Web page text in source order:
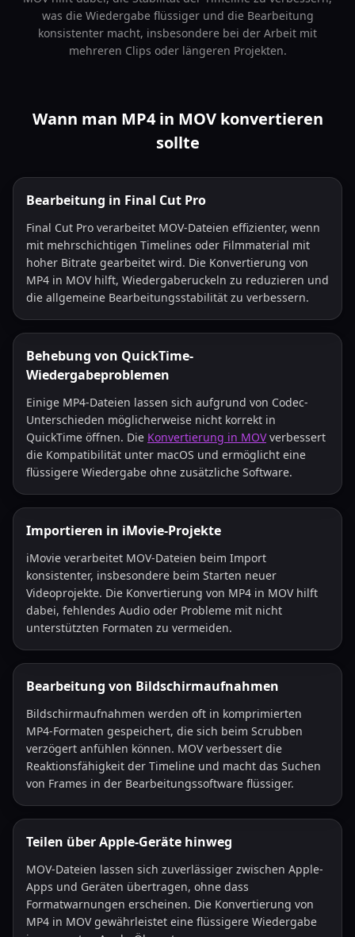
was die Wiedergabe flüssiger und die Bearbeitung
konsistenter macht, insbesondere bei der Arbeit mit
mehreren Clips oder längeren Projekten.
Wann man MP4 in MOV konvertieren
sollte
Bearbeitung in Final Cut Pro
Final Cut Pro verarbeitet MOV-Dateien effizienter, wenn
mit mehrschichtigen Timelines oder Filmmaterial mit
hoher Bitrate gearbeitet wird. Die Konvertierung von
MP4 in MOV hilft, Wiedergaberuckeln zu reduzieren und
die allgemeine Bearbeitungsstabilität zu verbessern.
Behebung von QuickTime-
Wiedergabeproblemen
Einige MP4-Dateien lassen sich aufgrund von Codec-
Unterschieden möglicherweise nicht korrekt in
QuickTime öffnen. Die Konvertierung in MOVverbessert
die Kompatibilität unter macOS und ermöglicht eine
flüssigere Wiedergabe ohne zusätzliche Software.
Importieren in iMovie-Projekte
iMovie verarbeitet MOV-Dateien beim Import
konsistenter, insbesondere beim Starten neuer
Videoprojekte. Die Konvertierung von MP4 in MOV hilft
dabei, fehlendes Audio oder Probleme mit nicht
unterstützten Formaten zu vermeiden.
Bearbeitung von Bildschirmaufnahmen
Bildschirmaufnahmen werden oft in komprimierten
MP4-Formaten gespeichert, die sich beim Scrubben
verzögert anfühlen können. MOV verbessert die
Reaktionsfähigkeit der Timeline und macht das Suchen
von Frames in der Bearbeitungssoftware flüssiger.
Teilen über Apple-Geräte hinweg
MOV-Dateien lassen sich zuverlässiger zwischen Apple-
Apps und Geräten übertragen, ohne dass
Formatwarnungen erscheinen. Die Konvertierung von
MP4 in MOV gewährleistet eine flüssigere Wiedergabe